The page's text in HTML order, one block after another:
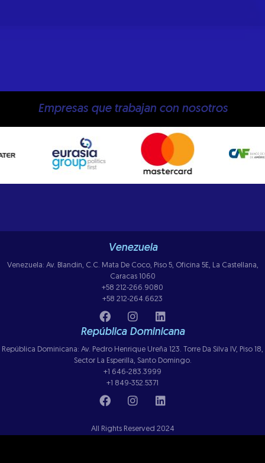
Empresas que trabajan con nosotros
Venezuela
Venezuela: Av. Blandin, C.C. Mata De Coco, Piso 5, Oficina 5E, La Castellana,
Caracas 1060
+58 212-266.9080
+58 212-264.6623
República Dominicana
República Dominicana: Av. Pedro Henrique Ureña 123. Torre Da Silva IV, Piso 18,
Sector La Esperilla, Santo Domingo.
+1 646-283.3999
+1 849-352.5371
All Rights Reserved 2024